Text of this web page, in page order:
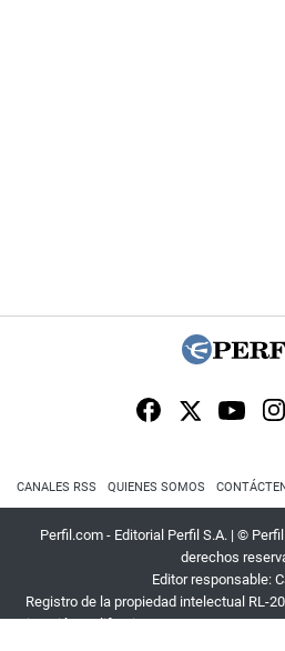
CANALES RSS QUIENES SOMOS
Perfil.com - Editorial Perfil S.A. | ©
derechos
Editor responsable:
Registro de la propiedad intelectual RL-
Dirección:California 2715,C1289ABI,